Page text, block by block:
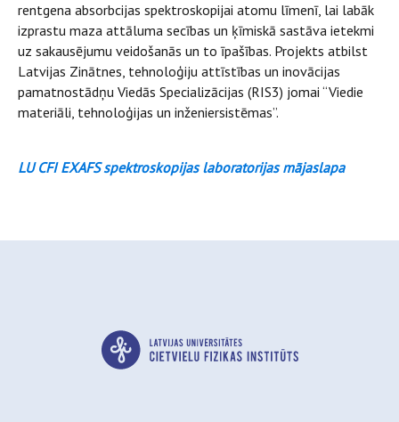
rentgena absorbcijas spektroskopijai atomu līmenī, lai labāk
izprastu maza attāluma secības un ķīmiskā sastāva ietekmi
uz sakausējumu veidošanās un to īpašības. Projekts atbilst
Latvijas Zinātnes, tehnoloģiju attīstības un inovācijas
pamatnostādņu Viedās Specializācijas (RIS3) jomai “Viedie
materiāli, tehnoloģijas un inženiersistēmas”.
LU CFI EXAFS spektroskopijas laboratorijas mājaslapa